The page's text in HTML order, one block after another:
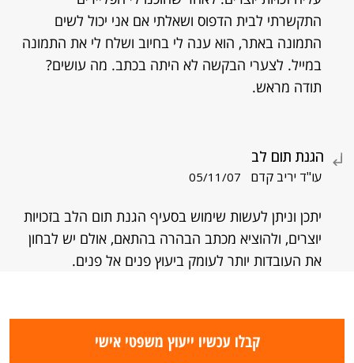
התקשרתי לבית הדפוס ושאלתי אם אני יכול לשים
התמונה באתר, הוא ענה לי בחיוב ושלח לי את התמונה
במייל. לצערי הבקשה לא היתה בכתב. מה עושים?
תודה מראש.
הגנת תום לב
עו"ד יריב קדם 05/11/07
יתכן וניתן לעשות שימוש בסעיף הגנת תום הלב בזכויות
יוצרים, ולהוציא מכתב הבהרה בהתאם, אולם יש לבחון
את העובדות יותר לעומק ביעוץ פנים אל פנים.
קבלו עכשיו ייעוץ משפטי אישי